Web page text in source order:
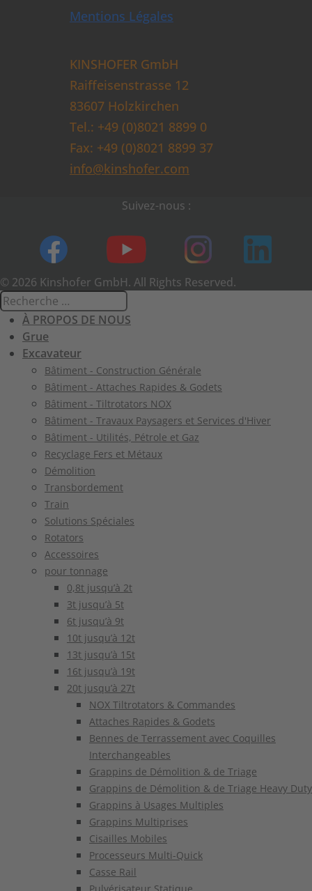
Mentions Légales
KINSHOFER GmbH
Raiffeisenstrasse 12
83607 Holzkirchen
Tel.: +49 (0)8021 8899 0
Fax: +49 (0)8021 8899 37
info@kinshofer.com
Suivez-nous :
© 2026 Kinshofer GmbH. All Rights Reserved.
À PROPOS DE NOUS
Grue
Excavateur
Bâtiment - Construction Générale
Bâtiment - Attaches Rapides & Godets
Bâtiment - Tiltrotators NOX
Bâtiment - Travaux Paysagers et Services d'Hiver
Bâtiment - Utilités, Pétrole et Gaz
Recyclage Fers et Métaux
Démolition
Transbordement
Train
Solutions Spéciales
Rotators
Accessoires
pour tonnage
0,8t jusqu’à 2t
3t jusqu’à 5t
6t jusqu’à 9t
10t jusqu’à 12t
13t jusqu’à 15t
16t jusqu’à 19t
20t jusqu’à 27t
NOX Tiltrotators & Commandes
Attaches Rapides & Godets
Bennes de Terrassement avec Coquilles
Interchangeables
Grappins de Démolition & de Triage
Grappins de Démolition & de Triage Heavy Duty
Grappins à Usages Multiples
Grappins Multiprises
Cisailles Mobiles
Processeurs Multi-Quick
Casse Rail